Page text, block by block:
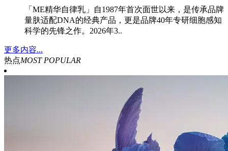
「ME精华自律乳」自1987年首次面世以来，是传承品牌
量肤适配DNA的经典产品，更是品牌40年专研细胞感知
科学的先锋之作。2026年3..
更多内容...
热点MOST POPULAR